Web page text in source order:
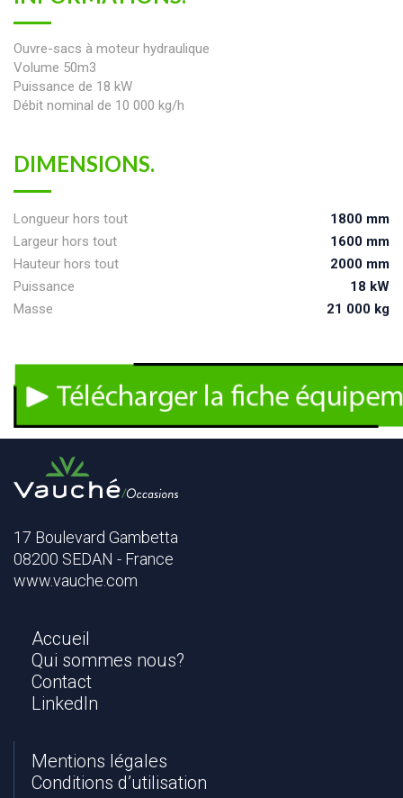
Ouvre-sacs à moteur hydraulique
Volume 50m3
Puissance de 18 kW
Débit nominal de 10 000 kg/h
DIMENSIONS.
Longueur hors tout
1800 mm
Largeur hors tout
1600 mm
Hauteur hors tout
2000 mm
Puissance
18 kW
Masse
21 000 kg
T
e
e
a
e
r
l
17 Boulevard Gambetta
08200 SEDAN - France
www.vauche.com
Accueil
Qui sommes nous?
Contact
LinkedIn
Mentions légales
Conditions d’utilisation